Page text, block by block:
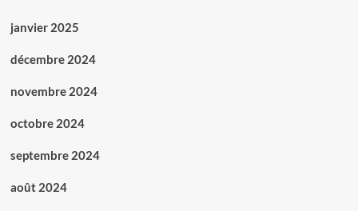
janvier 2025
décembre 2024
novembre 2024
octobre 2024
septembre 2024
août 2024